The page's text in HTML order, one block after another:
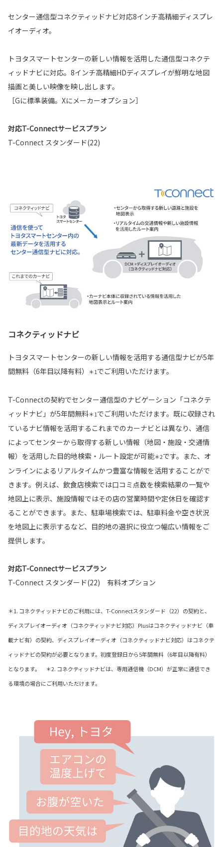
センター通信型コネクティッドナビ対応8インチ高精細ディスプレ
イオーディオ。
トヨタスマートセンターの新しい情報を活用した通信型コネクテ
ィッドナビに対応。8インチ高精細HDディスプレイが鮮明な地図
描画と美しい映像を映し出します。
［Gに標準装備。Xにメーカーオプション］
対応T-Connectサービスプラン
T-Connect スタンダード(22)
コネクティッドナビ
トヨタスマートセンターの新しい情報を活用する通信型ナビが5年
間無料（6年目以降有料）
＊1でご利用いただけます。
T-Connectの契約でセンター通信型のナビゲーション「コネクテ
ィッドナビ」が5年間無料＊1でご利用いただけます。既に収録され
ているナビ情報を活用するこれまでのカーナビとは異なり、通信
によってセンターから取得する新しい情報（地図・施設・交通情
報）を活用した目的地検索・ルート設定が可能＊2です。また、オ
ンラインによるリアルタイムかつ豊富な情報を活用することがで
きます。例えば、飲食店検索では口コミ点数を検索結果の一覧や
地図上に表示、施設情報ではその店の営業時間や定休日を確認す
ることができます。また、駐車場検索では、駐車料金や空き状況
を地図上に表示するなど、目的地の選択に役立つ幅広い情報をご
提供します。
対応T-Connectサービスプラン
T-Connect スタンダード(22) 有料オプション
＊1. コネクティッドナビのご利用には、T-Connectスタンダード（22）の契約と、
ディスプレイオーディオ（コネクティッドナビ対応）Plusはコネクティッドナビ（車
載ナビ有）の契約、ディスプレイオーディオ（コネクティッドナビ対応）はコネクテ
ィッドナビの契約が必要となります。初度登録日から5年間無料（6年目以降有料）
となります。 ＊2. コネクティッドナビは、専用通信機（DCM）が正常に通信でき
る環境の場合にご利用いただけます。